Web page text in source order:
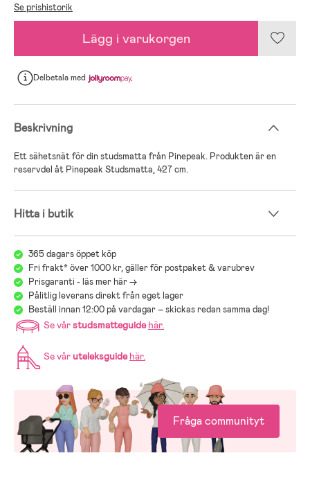
Se prishistorik
Lägg i varukorgen
Delbetalamed
Beskrivning
Ett sähetsnät för din studsmatta från Pinepeak. Produkten är en
reservdel åt Pinepeak Studsmatta, 427 cm.
Hitta i butik
365 dagars öppet köp
Fri frakt* över 1000 kr, gäller för postpaket & varubrev
Prisgaranti - läs mer här ->
Pålitlig leverans direkt från eget lager
Beställ innan 12:00 på vardagar – skickas redan samma dag!
Se vårstudsmatteguide här.
Se vår uteleksguide här.
Fråga communityt